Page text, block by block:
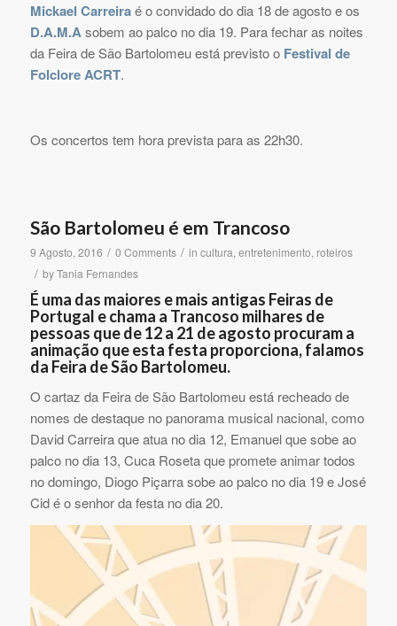
Mickael Carreiraé o convidado do dia 18 de agosto e os
D.A.M.Asobem ao palco no dia 19. Para fechar as noites
da Feira de São Bartolomeu está previsto o Festival de
Folclore ACRT.
Os concertos tem hora prevista para as 22h30.
São Bartolomeu é em Trancoso
9 Agosto, 2016 / 0 Comments / in cultura, entretenimento, roteiros
/ byTania Fernandes
É uma das maiores e mais antigas Feiras de
Portugal e chama a Trancoso milhares de
pessoas que de 12 a 21 de agosto procuram a
animação que esta festa proporciona, falamos
da Feira de São Bartolomeu.
O cartaz da Feira de São Bartolomeu está recheado de
nomes de destaque no panorama musical nacional, como
David Carreira que atua no dia 12, Emanuel que sobe ao
palco no dia 13, Cuca Roseta que promete animar todos
no domingo, Diogo Piçarra sobe ao palco no dia 19 e José
Cid é o senhor da festa no dia 20.